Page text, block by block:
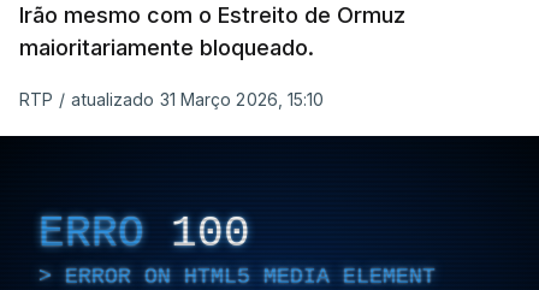
Irão mesmo com o Estreito de Ormuz
maioritariamente bloqueado.
RTP / atualizado 31 Março 2026, 15:10
ERRO 100
ERROR ON HTML5 MEDIA ELEMENT